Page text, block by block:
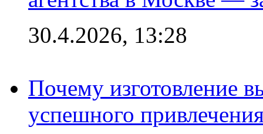
30.4.2026, 13:28
Почему изготовление
успешного